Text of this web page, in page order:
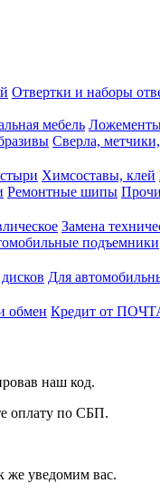
Отвертки и наборы
мебель
Сверла,
Химсоставы, клей
Ремонтные шипы
Замена
подъемники
Для
обмен Кредит от
наш код.
оплату по СБП.
же уведомим вас.